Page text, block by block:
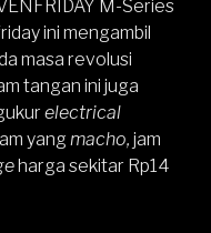
M-Series
ini mengambil
masa revolusi
tangan ini juga
electrical
yang macho, jam
harga sekitar Rp14